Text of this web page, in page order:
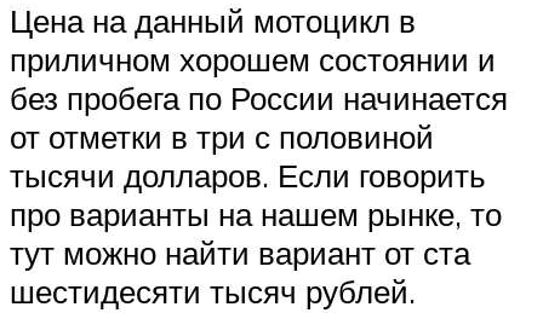
Цена на данный мотоцикл в
приличном хорошем состоянии и
без пробега по России начинается
от отметки в три с половиной
тысячи долларов. Если говорить
про варианты на нашем рынке, то
тут можно найти вариант от ста
шестидесяти тысяч рублей.